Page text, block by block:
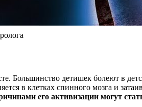
Большинство детишек болеют в
в клетках спинного мозга и
его активизации могут